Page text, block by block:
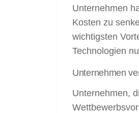
Unternehmen
Kosten zu
wichtigsten
Technologien
Unternehmen
Unternehmen,